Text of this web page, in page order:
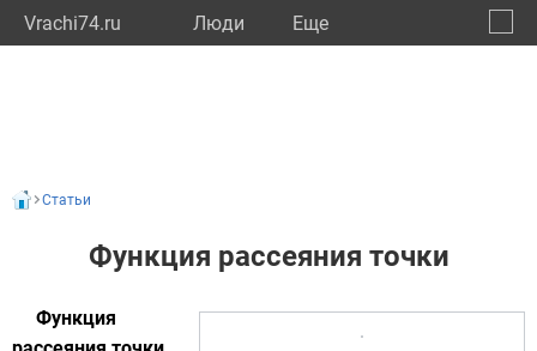
Vrachi74.ru Люди Eще
Статьи
Функция рассеяния точки
Функция